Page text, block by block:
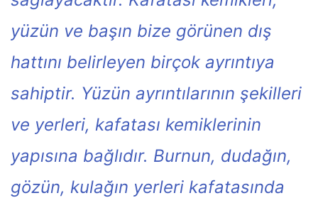
yüzün ve başın bize görünen dış
hattını belirleyen birçok ayrıntıya
sahiptir. Yüzün ayrıntılarının şekilleri
ve yerleri, kafatası kemiklerinin
yapısına bağlıdır. Burnun, dudağın,
gözün, kulağın yerleri kafatasında